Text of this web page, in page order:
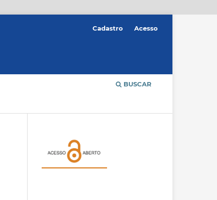
BUSCAR
Cadastro Acesso